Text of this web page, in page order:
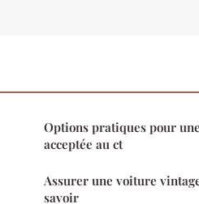
Options pratiques pour
acceptée au ct
Assurer une voiture
savoir